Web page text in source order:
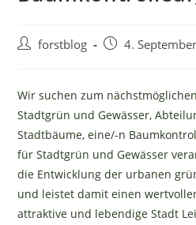
Beitrags-
forstblog
Beitrag
4.
Wir suchen zum
Stadtgrün und Gewässer,
Stadtbäume, eine/-n
für Stadtgrün und Gewässer
die Entwicklung der urbanen
und leistet damit einen
attraktive und lebendige Stadt